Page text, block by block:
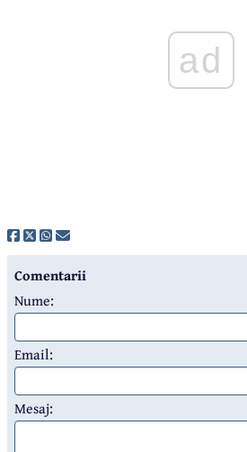
ad
Comentarii
Nume:
Email:
Mesaj: